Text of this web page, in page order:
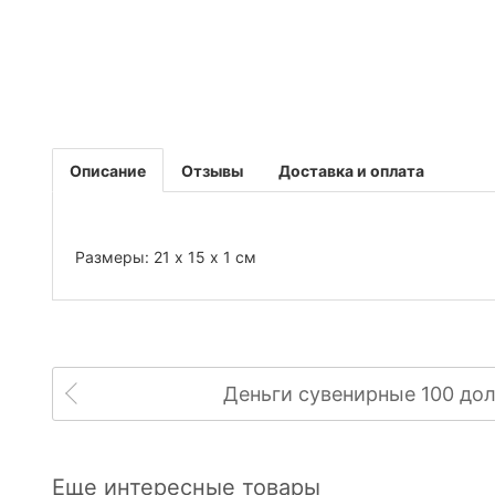
Описание
Размеры: 21 х 15 х 1 см
Отзывы Доставка и оплата
Деньги сувенирные 100
Еще интересные товары